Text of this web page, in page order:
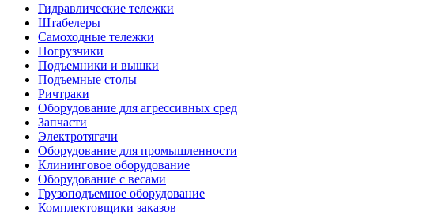
Гидравлические тележки
Штабелеры
Самоходные тележки
Погрузчики
Подъемники и вышки
Подъемные столы
Ричтраки
Оборудование для агрессивных сред
Запчасти
Электротягачи
Оборудование для промышленности
Клининговое оборудование
Оборудование с весами
Грузоподъемное оборудование
Комплектовщики заказов